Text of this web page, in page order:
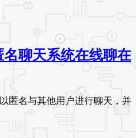
聊天系统在线聊在
匿名与其他用户进行聊天，并